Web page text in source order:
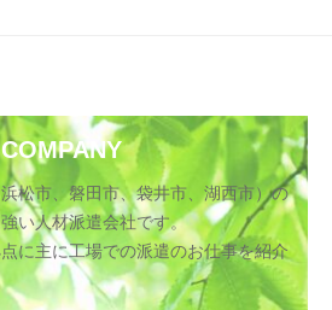
COMPANY
松市、磐田市、袋井市、湖西市）の
い人材派遣会社です。
に主に工場での派遣のお仕事を紹介